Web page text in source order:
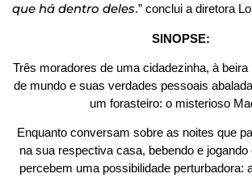
que há dentro deles.” conclui a diretora
SINOPSE:
Três moradores de uma cidadezinha, à
de mundo e suas verdades pessoais
um forasteiro: o misterioso
Enquanto conversam sobre as noites que
na sua respectiva casa, bebendo e
percebem uma possibilidade perturbadora: